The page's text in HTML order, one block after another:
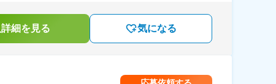
細を見る 気になる